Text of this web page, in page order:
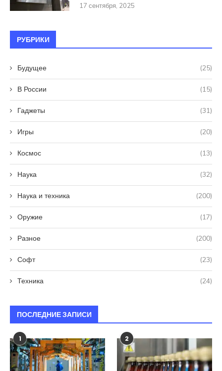
17 сентября, 2025
РУБРИКИ
Будущее (25)
В России (15)
Гаджеты (31)
Игры (20)
Космос (13)
Наука (32)
Наука и техника (200)
Оружие (17)
Разное (200)
Софт (23)
Техника (24)
ПОСЛЕДНИЕ ЗАПИСИ
1 2